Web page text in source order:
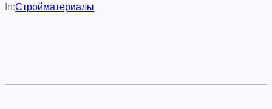
In:Стройматериалы